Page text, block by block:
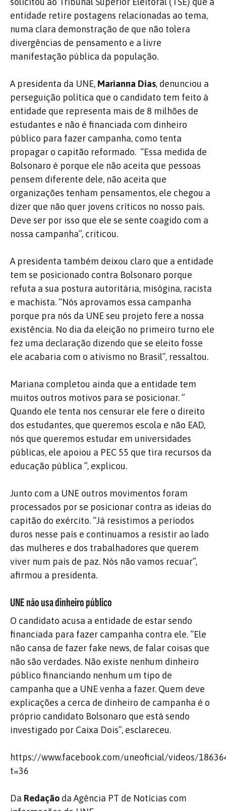
entidade retire postagens relacionadas ao tema,
numa clara demonstração de que não tolera
divergências de pensamento e a livre
manifestação pública da população.
A presidenta da UNE, Marianna Dias, denunciou a
perseguição política que o candidato tem feito à
entidade que representa mais de 8 milhões de
estudantes e não é financiada com dinheiro
público para fazer campanha, como tenta
propagar o capitão reformado. “Essa medida de
Bolsonaro é porque ele não aceita que pessoas
pensem diferente dele, não aceita que
organizações tenham pensamentos, ele chegou a
dizer que não quer jovens críticos no nosso país.
Deve ser por isso que ele se sente coagido com a
nossa campanha”, criticou.
A presidenta também deixou claro que a entidade
tem se posicionado contra Bolsonaro porque
refuta a sua postura autoritária, misógina, racista
e machista. “Nós aprovamos essa campanha
porque pra nós da UNE seu projeto fere a nossa
existência. No dia da eleição no primeiro turno ele
fez uma declaração dizendo que se eleito fosse
ele acabaria com o ativismo no Brasil”, ressaltou.
Mariana completou ainda que a entidade tem
muitos outros motivos para se posicionar. ”
Quando ele tenta nos censurar ele fere o direito
dos estudantes, que queremos escola e não EAD,
nós que queremos estudar em universidades
públicas, ele apoiou a PEC 55 que tira recursos da
educação pública ”, explicou.
Junto com a UNE outros movimentos foram
processados por se posicionar contra as ideias do
capitão do exército. “Já resistimos a períodos
duros nesse país e continuamos a resistir ao lado
das mulheres e dos trabalhadores que querem
viver num país de paz. Nós não vamos recuar”,
afirmou a presidenta.
UNE não usa dinheiro público
O candidato acusa a entidade de estar sendo
financiada para fazer campanha contra ele. “Ele
não cansa de fazer fake news, de falar coisas que
não são verdades. Não existe nenhum dinheiro
público financiando nenhum um tipo de
campanha que a UNE venha a fazer. Quem deve
explicações a cerca de dinheiro de campanha é o
próprio candidato Bolsonaro que está sendo
investigado por Caixa Dois”, esclareceu.
https://www.facebook.com/uneoficial/videos/
t=36
Da Redação da Agência PT de Notícias com